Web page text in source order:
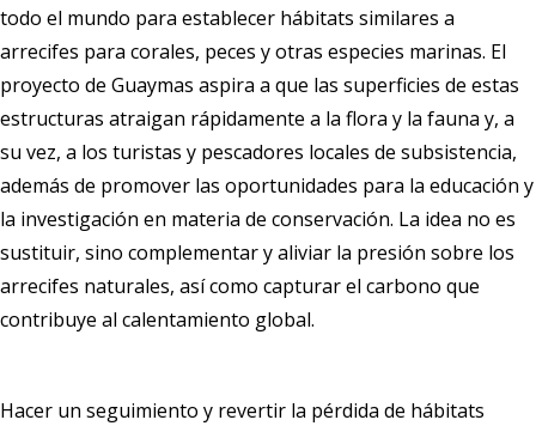
todo el mundo para establecer hábitats similares a
arrecifes para corales, peces y otras especies marinas. El
proyecto de Guaymas aspira a que las superficies de estas
estructuras atraigan rápidamente a la flora y la fauna y, a
su vez, a los turistas y pescadores locales de subsistencia,
además de promover las oportunidades para la educación y
la investigación en materia de conservación. La idea no es
sustituir, sino complementar y aliviar la presión sobre los
arrecifes naturales, así como capturar el carbono que
contribuye al calentamiento global.
Hacer un seguimiento y revertir la pérdida de hábitats